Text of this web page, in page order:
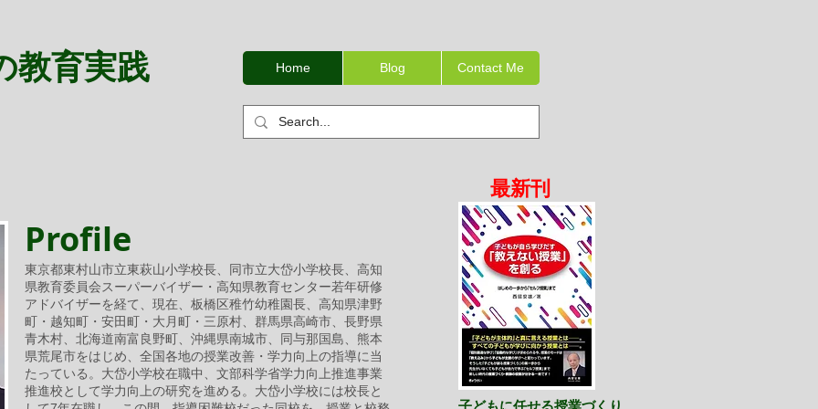
教育実践 Home Blog Contact Me
最新刊​
Profile
東京都東村山市立東萩山小学校長、同市立大岱小学校長、高知
県教育委員会スーパーバイザー・高知県教育センター若年研修
アドバイザーを経て、現在、板橋区稚竹幼稚園長、高知県津野
町・越知町・安田町・大月町・三原村、群馬県高崎市、長野県
青木村、北海道南富良野町、沖縄県南城市、同与那国島、熊本
県荒尾市をはじめ、全国各地の授業改善・学力向上の指導に当
たっている。大岱小学校在職中、文部科学省学力向上推進事業
推進校として学力向上の研究を進める。大岱小学校には校長と